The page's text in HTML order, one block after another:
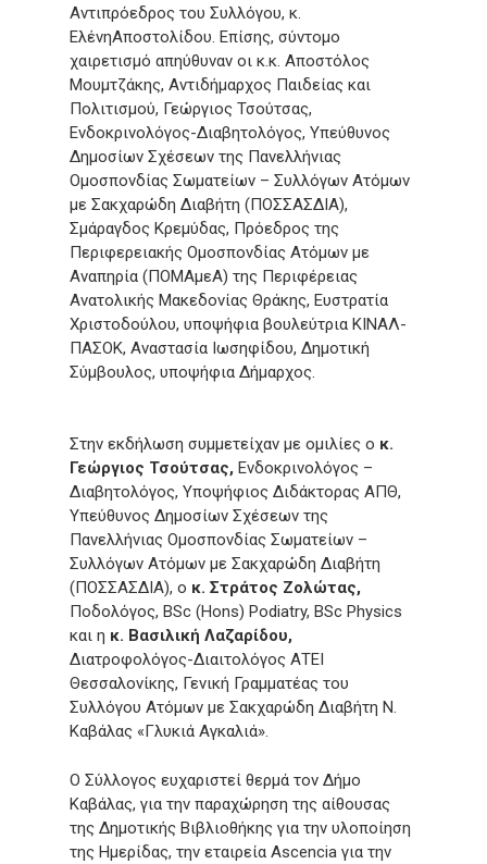
Αντιπρόεδρος του Συλλόγου, κ.
ΕλένηΑποστολίδου. Επίσης, σύντομο
χαιρετισμό απηύθυναν οι κ.κ. Αποστόλος
Μουμτζάκης, Αντιδήμαρχος Παιδείας και
Πολιτισμού, Γεώργιος Τσούτσας,
Ενδοκρινολόγος-Διαβητολόγος, Υπεύθυνος
Δημοσίων Σχέσεων της Πανελλήνιας
Ομοσπονδίας Σωματείων – Συλλόγων Ατόμων
με Σακχαρώδη Διαβήτη (ΠΟΣΣΑΣΔΙΑ),
Σμάραγδος Κρεμύδας, Πρόεδρος της
Περιφερειακής Ομοσπονδίας Ατόμων με
Αναπηρία (ΠΟΜΑμεΑ) της Περιφέρειας
Ανατολικής Μακεδονίας Θράκης, Ευστρατία
Χριστοδούλου, υποψήφια βουλεύτρια ΚΙΝΑΛ-
ΠΑΣΟΚ, Αναστασία Ιωσηφίδου, Δημοτική
Σύμβουλος, υποψήφια Δήμαρχος.
Στην εκδήλωση συμμετείχαν με ομιλίες ο κ.
Γεώργιος Τσούτσας, Ενδοκρινολόγος –
Διαβητολόγος, Υποψήφιος Διδάκτορας ΑΠΘ,
Υπεύθυνος Δημοσίων Σχέσεων της
Πανελλήνιας Ομοσπονδίας Σωματείων –
Συλλόγων Ατόμων με Σακχαρώδη Διαβήτη
(ΠΟΣΣΑΣΔΙΑ), ο κ. Στράτος Ζολώτας,
Ποδολόγος, BSc (Hons) Podiatry, BSc Physics
και η κ. Βασιλική Λαζαρίδου,
Διατροφολόγος-Διαιτολόγος ΑΤΕΙ
Θεσσαλονίκης, Γενική Γραμματέας του
Συλλόγου Ατόμων με Σακχαρώδη Διαβήτη Ν.
Καβάλας «Γλυκιά Αγκαλιά».
Ο Σύλλογος ευχαριστεί θερμά τον Δήμο
Καβάλας, για την παραχώρηση της αίθουσας
της Δημοτικής Βιβλιοθήκης για την υλοποίηση
της Ημερίδας, την εταιρεία Ascencia για την